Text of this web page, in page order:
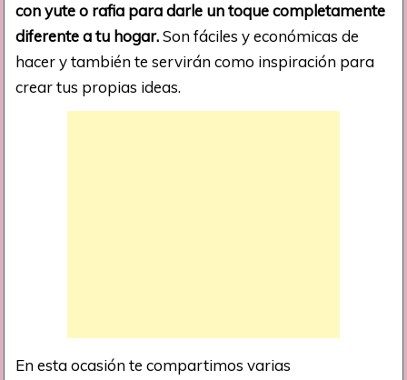
con yute o rafia para darle un toque completamente
diferente a tu hogar.Son fáciles y económicas de
hacer y también te servirán como inspiración para
crear tus propias ideas.
En esta ocasión te compartimos varias